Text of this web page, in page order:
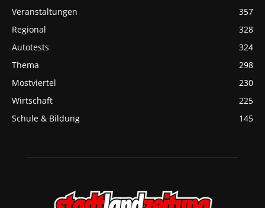
Veranstaltungen
357
Regional
328
Autotests
324
Thema
298
Mostviertel
230
Wirtschaft
225
Schule & Bildung
145